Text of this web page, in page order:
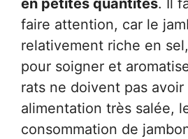
en petites quantités. Il
faire attention, car le
relativement riche en
pour soigner et
rats ne doivent pas avoir
alimentation très salée,
consommation de